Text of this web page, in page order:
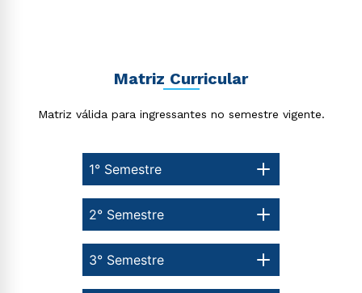
Matriz Curricular
Matriz válida para ingressantes no semestre vigente.
1° Semestre
3° Semestre
2° Semestre